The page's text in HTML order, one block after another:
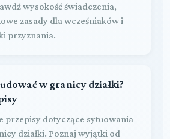
wysokość świadczenia,
zasady dla wcześniaków i
przyznania.
w granicy działki?
przepisy dotyczące sytuowania
działki. Poznaj wyjątki od